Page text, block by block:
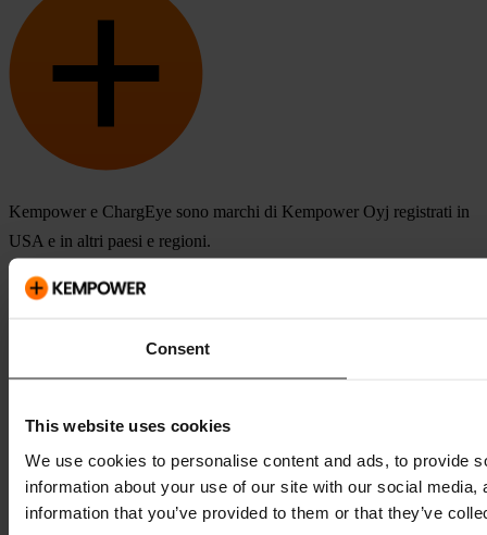
Consent
This website uses cookies
We use cookies to personalise content and ads, to provide
information about your use of our site with our social
information that you’ve provided to them or that they’ve
Kempower e ChargEye sono marchi di Kempower Oyj registrati in
USA e in altri paesi e regioni.